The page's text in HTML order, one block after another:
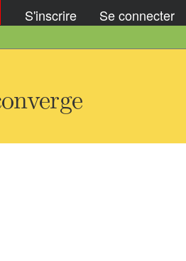
S'inscrire Se connecter